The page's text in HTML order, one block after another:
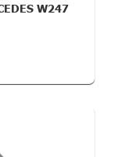
W247